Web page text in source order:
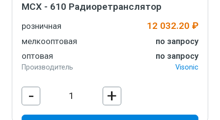
МСХ - 610 Радиоретранслятор
розничная 12 032.20 ₽
мелкооптовая
по запросу
оптовая
по запросу
Производитель Visonic
- +